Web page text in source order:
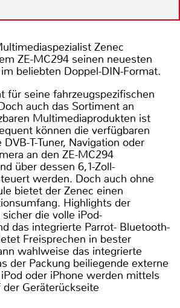
Zenec
ZE-MC294 seinen neuesten
beliebten Doppel-DIN-Format.
für seine fahrzeugspezifischen
auch das Sortiment an
Multimediaprodukten ist
können die verfügbaren
T-Tuner, Navigation oder
an den ZE-MC294
über dessen 6,1-Zoll-
werden. Doch auch ohne
bietet der Zenec einen
Highlights der
die volle iPod-
das integrierte Parrot- Bluetooth-
Freisprechen in bester
wahlweise das integrierte
der Packung beiliegende externe
oder iPhone werden mittels
Geräterückseite